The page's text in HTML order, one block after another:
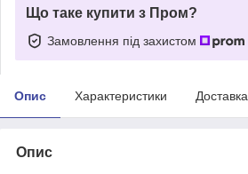
Що таке купити з Пром?
Замовлення під захистом
Опис Характеристики Доставка
Опис